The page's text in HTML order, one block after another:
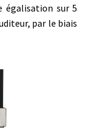
égalisation sur 5
par le biais